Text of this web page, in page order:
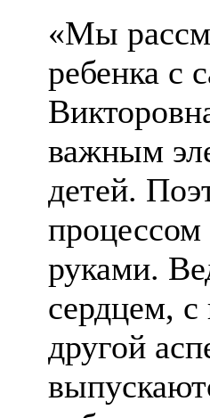
«Мы
ребенка с
важным
детей.
руками.
сердцем,
другой